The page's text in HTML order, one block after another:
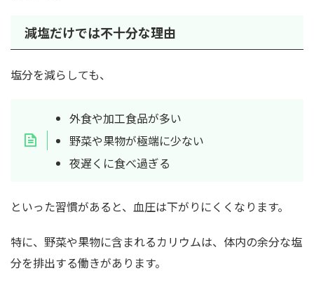
減塩だけでは不十分な理由
塩分を減らしても、
外食や加工食品が多い
野菜や果物が極端に少ない
夜遅くに食べ過ぎる
といった習慣があると、血圧は下がりにくくなります。
特に、野菜や果物に含まれるカリウムは、体内の余分な塩
分を排出する働きがあります。